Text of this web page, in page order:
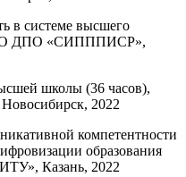
в системе высшего
ДПО «СИПППИСР»,
школы (36 часов),
2022
компетентности
образования
Казань, 2022